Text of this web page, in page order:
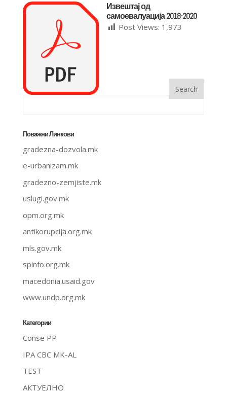
Извештај од
самоевалуација 2018-2020
Post Views: 1,973
Поважни Линкови
gradezna-dozvola.mk
e-urbanizam.mk
gradezno-zemjiste.mk
uslugi.gov.mk
opm.org.mk
antikorupcija.org.mk
mls.gov.mk
spinfo.org.mk
macedonia.usaid.gov
www.undp.org.mk
Категории
Conse PP
IPA CBC MK-AL
TEST
АКТУЕЛНО